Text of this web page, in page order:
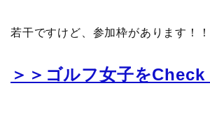
若干ですけど、参加枠があります！！
＞＞ゴルフ女子をCheck